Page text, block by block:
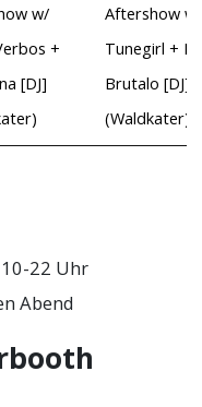
w/
+
[DJ]
Aftershow w/
Tunegirl +
Brutalo [DJ]
(Waldkater)
22 Uhr
Abend